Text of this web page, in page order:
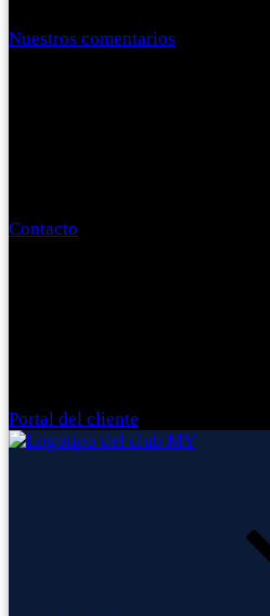
Nuestros comentarios
Contacto
Portal del cliente